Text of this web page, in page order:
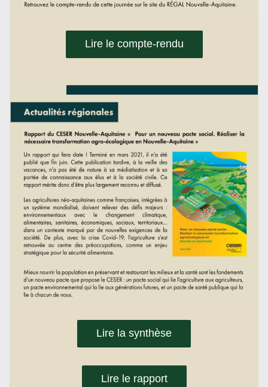
Lire le compte-rendu
Lire la synthèse
Lire le rapport